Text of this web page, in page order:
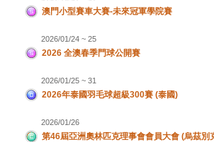
澳門小型賽車大賽-未來冠軍學院賽
2026/01/24 ~ 25
2026 全澳春季門球公開賽
2026/01/25 ~ 31
2026年泰國羽毛球超級300賽 (泰國)
2026/01/26
第46屆亞洲奧林匹克理事會會員大會 (烏茲別